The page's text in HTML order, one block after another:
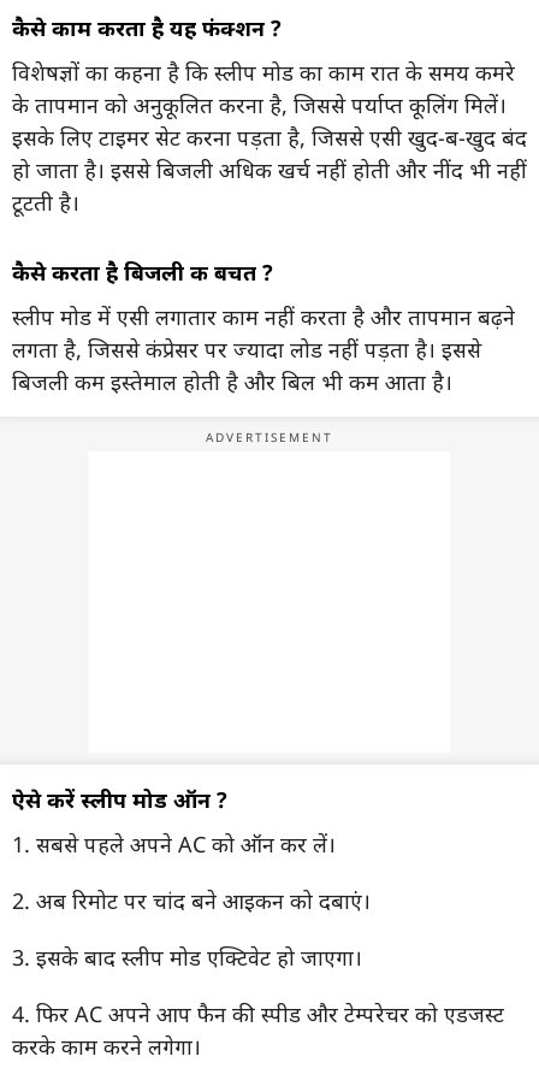
कैसे काम करता है यह फंक्शन ?
विशेषज्ञों का कहना है कि स्लीप मोड का काम रात के समय कमरे
के तापमान को अनुकूलित करना है, जिससे पर्याप्त कूलिंग मिलें।
इसके लिए टाइमर सेट करना पड़ता है, जिससे एसी खुद-ब-खुद बंद
हो जाता है। इससे बिजली अधिक खर्च नहीं होती और नींद भी नहीं
टूटती है।
कैसे करता है बिजली की बचत ?
स्लीप मोड में एसी लगातार काम नहीं करता है और तापमान बढ़ने
लगता है, जिससे कंप्रेसर पर ज्यादा लोड नहीं पड़ता है। इससे
बिजली कम इस्तेमाल होती है और बिल भी कम आता है।
ऐसे करें स्लीप मोड ऑन ?
1. सबसे पहले अपने AC को ऑन कर लें।
2. अब रिमोट पर चांद बने आइकन को दबाएं।
3. इसके बाद स्लीप मोड एक्टिवेट हो जाएगा।
4. फिर AC अपने आप फैन की स्पीड और टेम्परेचर को एडजस्ट
करके काम करने लगेगा।